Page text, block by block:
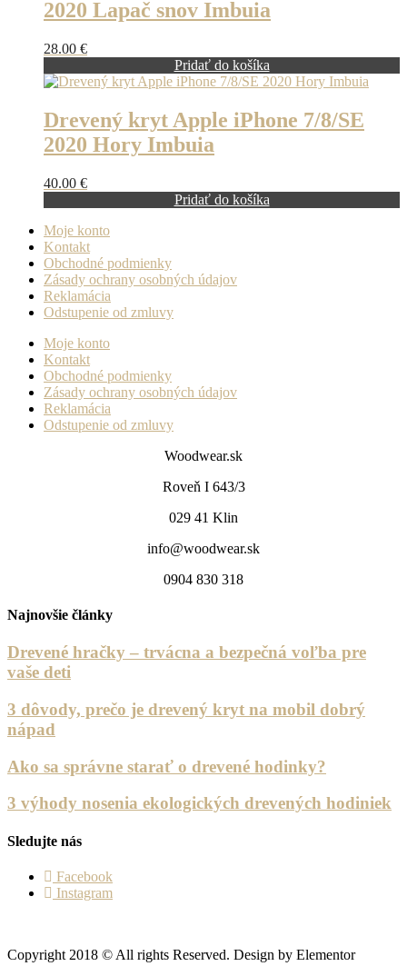
2020 Lapač snov Imbuia
28.00 €
Pridať do košíka
Drevený kryt Apple iPhone 7/8/SE
2020 Hory Imbuia
40.00 €
Pridať do košíka
Moje konto
Kontakt
Obchodné podmienky
Zásady ochrany osobných údajov
Reklamácia
Odstupenie od zmluvy
Moje konto
Kontakt
Obchodné podmienky
Zásady ochrany osobných údajov
Reklamácia
Odstupenie od zmluvy
Woodwear.sk
Roveň I 643/3
029 41 Klin
info@woodwear.sk
0904 830 318
Najnovšie články
Drevené hračky – trvácna a bezpečná voľba pre
vaše deti
3 dôvody, prečo je drevený kryt na mobil dobrý
nápad
Ako sa správne starať o drevené hodinky?
3 výhody nosenia ekologických drevených hodiniek
Sledujte nás
Facebook
Instagram
Copyright 2018 © All rights Reserved. Design by Elementor